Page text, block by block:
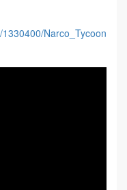
Narco_Tycoon